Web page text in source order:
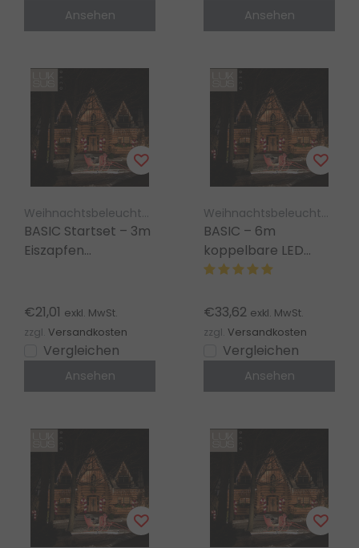
Ansehen Ansehen
Weihnachtsbeleuchtung Luksus
BASIC Startset – 3m
Eiszapfen
außen
€21,01 exkl. MwSt.
zzgl. Versandkosten
Vergleichen
Ansehen
Weihnachtsbeleuchtung Luksus – koppelbar
BASIC – 6m
koppelbare LED
Eiszapfen
extra warmweiß, 320
LEDs
€33,62 exkl. MwSt.
zzgl. Versandkosten
Vergleichen
Ansehen